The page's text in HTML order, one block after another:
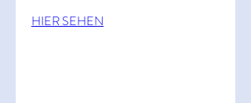
HIER SEHEN